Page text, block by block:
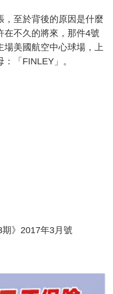
，至於背後的原因是什麼
在不久的將來，那件4號
場美國航空中心球場，上
「FINLEY」。
》2017年3月號